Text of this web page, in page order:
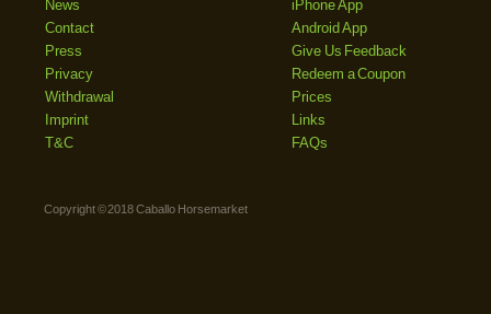
News
Contact
Press
Privacy
Withdrawal
Imprint
T&C
iPhone App
Android App
Give Us Feedback
Redeem a Coupon
Prices
Links
FAQs
Copyright © 2018 Caballo Horsemarket